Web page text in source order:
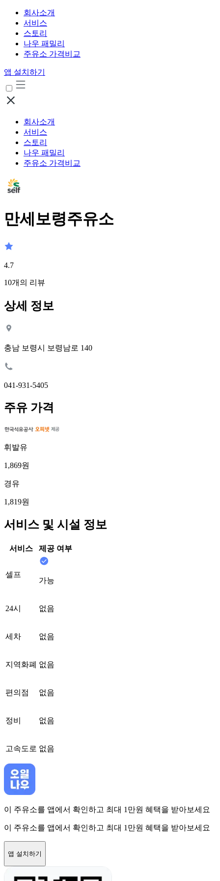
회사소개
서비스
스토리
나우 패밀리
주유소 가격비교
앱 설치하기
회사소개
서비스
스토리
나우 패밀리
주유소 가격비교
만세보령주유소
4.7
10개의 리뷰
상세 정보
충남 보령시 보령남로 140
041-931-5405
주유 가격
휘발유
1,869원
경유
1,819원
서비스 및 시설 정보
서비스 제공 여부
셀프
가능
24시 없음
세차 없음
지역화폐 없음
편의점 없음
정비 없음
고속도로 없음
이 주유소를 앱에서 확인하고 최대 1만원 혜택을 받아보세요
이 주유소를 앱에서 확인하고 최대 1만원 혜택을 받아보세요
앱 설치하기